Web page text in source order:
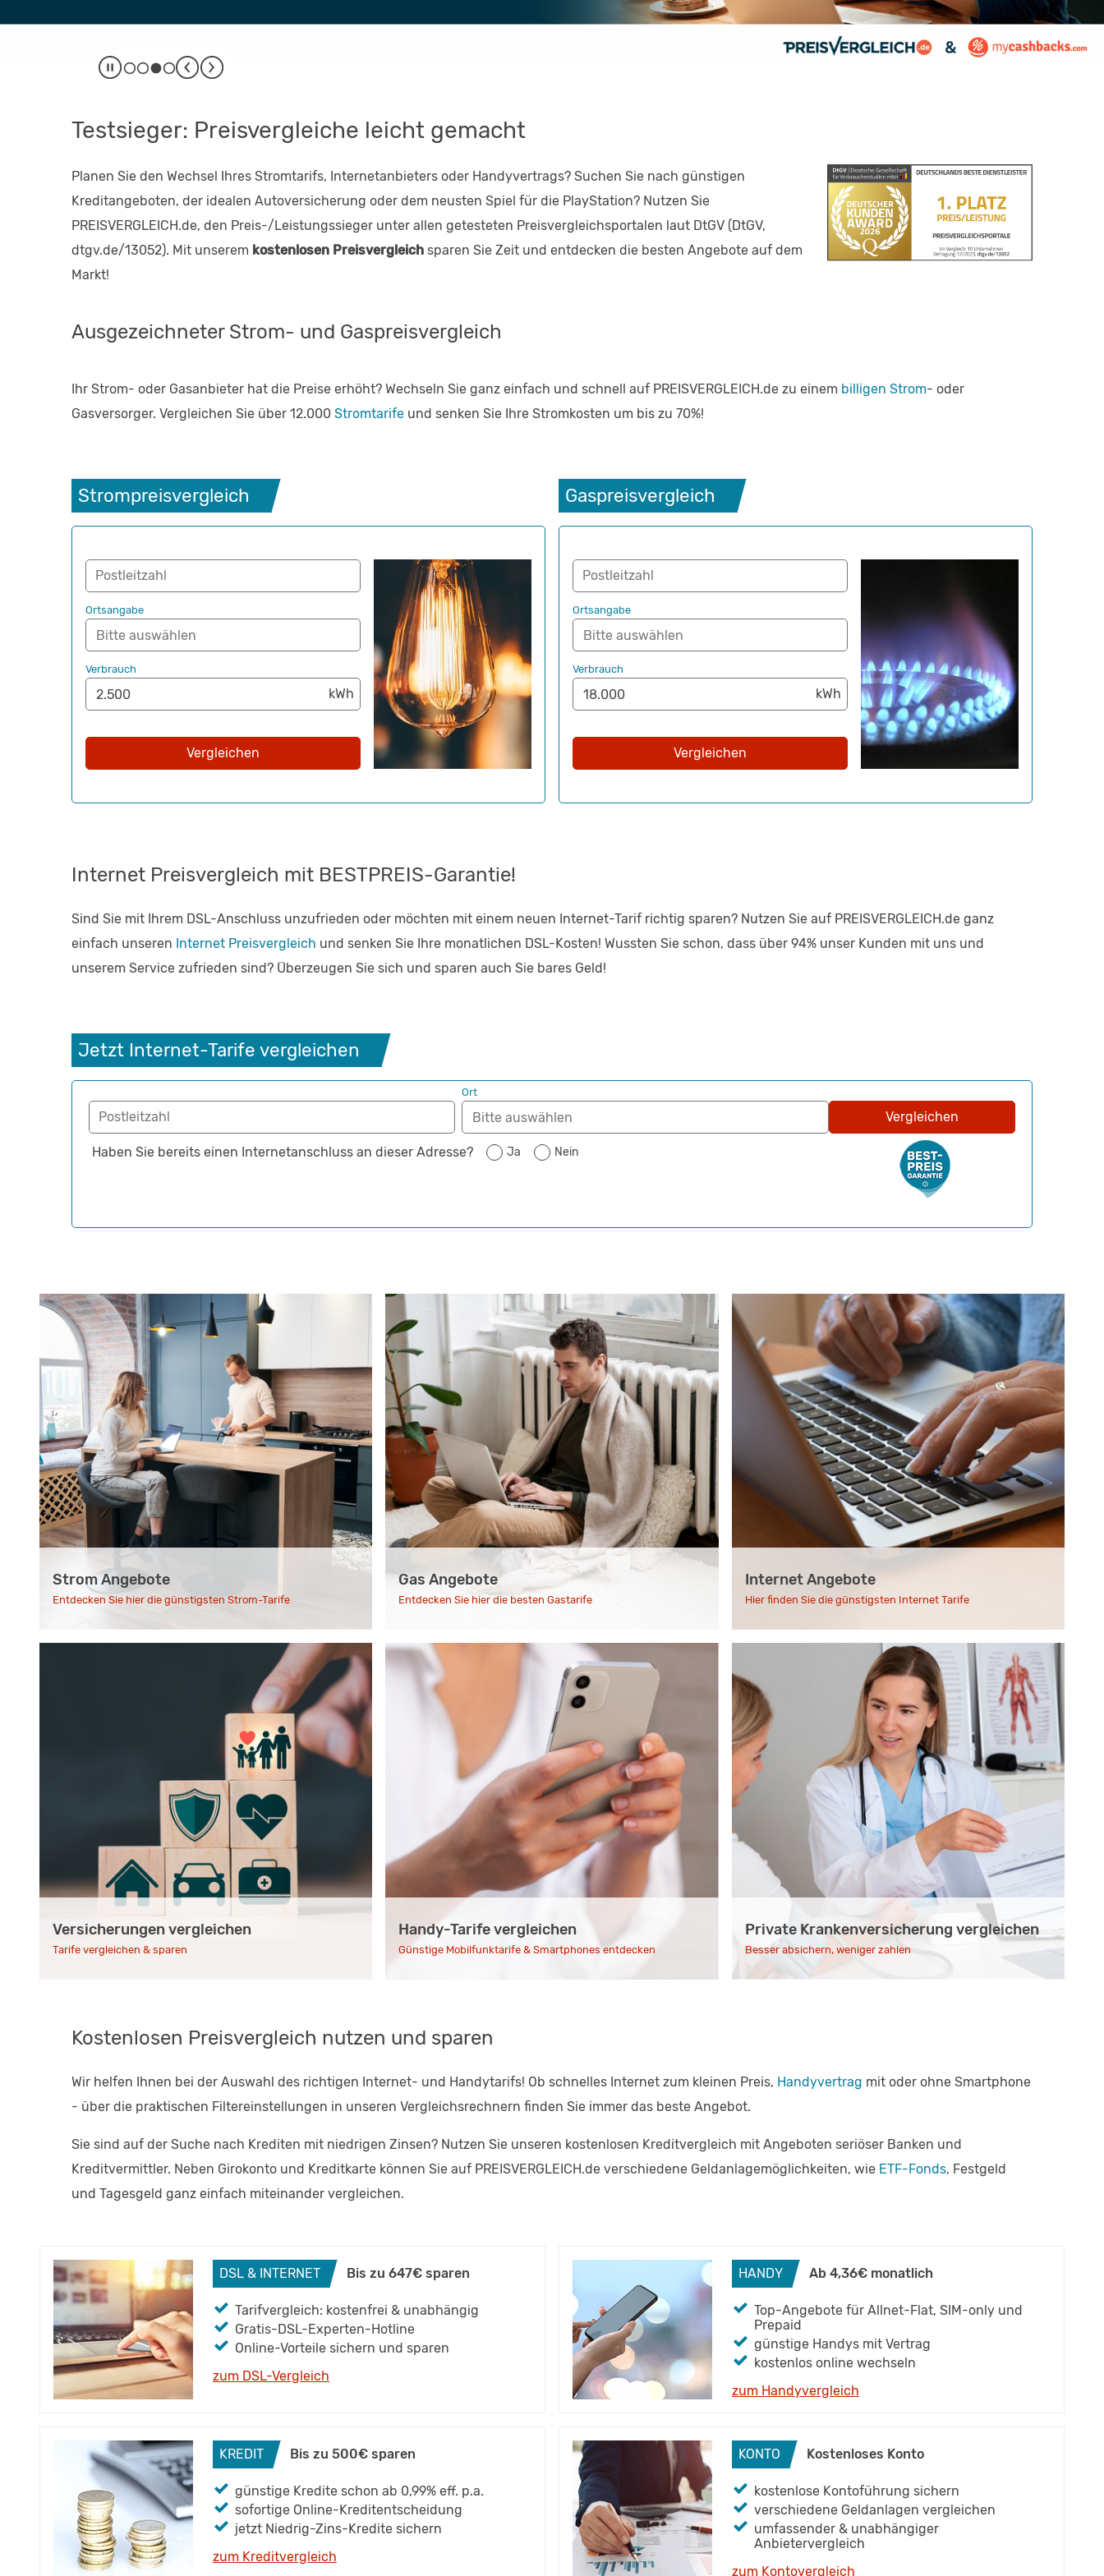
Testsieger: Preisvergleiche leicht gemacht
Planen Sie den Wechsel Ihres Stromtarifs, Internetanbieters oder Handyvertrags? Suchen Sie nach günstigen
Kreditangeboten, der idealen Autoversicherung oder dem neusten Spiel für die PlayStation? Nutzen Sie
PREISVERGLEICH.de, den Preis-/Leistungssieger unter allen getesteten Preisvergleichsportalen laut DtGV (DtGV,
dtgv.de/13052). Mit unserem kostenlosen Preisvergleich sparen Sie Zeit und entdecken die besten Angebote auf dem
Markt!
Ausgezeichneter Strom- und Gaspreisvergleich
Ihr Strom- oder Gasanbieter hat die Preise erhöht? Wechseln Sie ganz einfach und schnell auf PREISVERGLEICH.de zu einem billigen Strom- oder
Gasversorger. Vergleichen Sie über 12.000 Stromtarife und senken Sie Ihre Stromkosten um bis zu 70%!
Strompreisvergleich
Postleitzahl
Ortsangabe
Verbrauch
Vergleichen
Gaspreisvergleich
Postleitzahl
Ortsangabe
Verbrauch
Vergleichen
Internet Preisvergleich mit BESTPREIS-Garantie!
Sind Sie mit Ihrem DSL-Anschluss unzufrieden oder möchten mit einem neuen Internet-Tarif richtig sparen? Nutzen Sie auf PREISVERGLEICH.de ganz
einfach unseren Internet Preisvergleich und senken Sie Ihre monatlichen DSL-Kosten! Wussten Sie schon, dass über 94% unser Kunden mit uns und
unserem Service zufrieden sind? Überzeugen Sie sich und sparen auch Sie bares Geld!
Jetzt Internet-Tarife vergleichen
Postleitzahl
Ort
Haben Sie bereits einen Internetanschluss an dieser Adresse? Ja Nein
Vergleichen
Strom Angebote
Entdecken Sie hier die günstigsten Strom-Tarife
Gas Angebote
Entdecken Sie hier die besten Gastarife
Internet Angebote
Hier finden Sie die günstigsten Internet Tarife
Versicherungen vergleichen
Tarife vergleichen & sparen
Handy-Tarife vergleichen
Günstige Mobilfunktarife & Smartphones entdecken
Private Krankenversicherung vergleichen
Besser absichern, weniger zahlen
Kostenlosen Preisvergleich nutzen und sparen
Wir helfen Ihnen bei der Auswahl des richtigen Internet- und Handytarifs! Ob schnelles Internet zum kleinen Preis, Handyvertrag mit oder ohne Smartphone
- über die praktischen Filtereinstellungen in unseren Vergleichsrechnern finden Sie immer das beste Angebot.
Sie sind auf der Suche nach Krediten mit niedrigen Zinsen? Nutzen Sie unseren kostenlosen Kreditvergleich mit Angeboten seriöser Banken und
Kreditvermittler. Neben Girokonto und Kreditkarte können Sie auf PREISVERGLEICH.de verschiedene Geldanlagemöglichkeiten, wie ETF-Fonds, Festgeld
und Tagesgeld ganz einfach miteinander vergleichen.
DSL & INTERNET Bis zu 647€ sparen
Tarifvergleich: kostenfrei & unabhängig
Gratis-DSL-Experten-Hotline
Online-Vorteile sichern und sparen
zum DSL-Vergleich
HANDY Ab 4,36€ monatlich
Top-Angebote für Allnet-Flat, SIM-only und
Prepaid
günstige Handys mit Vertrag
kostenlos online wechseln
zum Handyvergleich
KREDIT Bis zu 500€ sparen
günstige Kredite schon ab 0,99% eff. p.a.
sofortige Online-Kreditentscheidung
jetzt Niedrig-Zins-Kredite sichern
zum Kreditvergleich
KONTO Kostenloses Konto
kostenlose Kontoführung sichern
verschiedene Geldanlagen vergleichen
umfassender & unabhängiger
Anbietervergleich
zum Kontovergleich